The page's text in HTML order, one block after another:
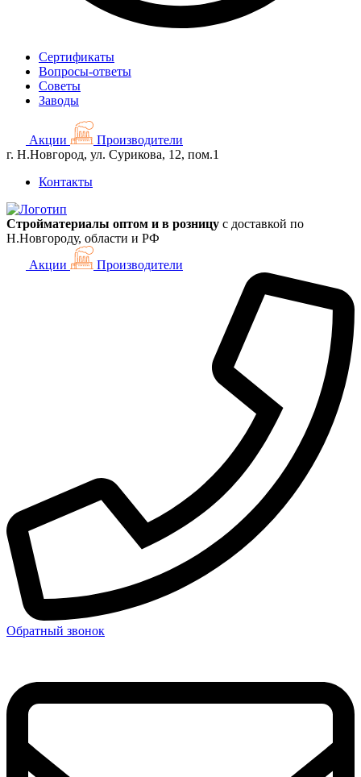
Сертификаты
Вопросы-ответы
Советы
Заводы
Акции
Производители
г. Н.Новгород, ул. Сурикова, 12, пом.1
Контакты
Стройматериалы оптом и в розницу с доставкой по
Н.Новгороду, области и РФ
Акции
Производители
Обратный звонок